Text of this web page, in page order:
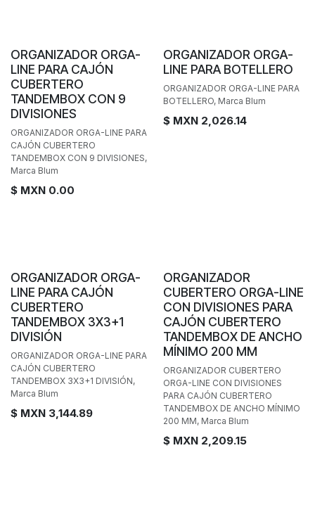
Personalizable
ORGANIZADOR ORGA-
LINE PARA CAJÓN
CUBERTERO
TANDEMBOX CON 9
DIVISIONES
ORGANIZADOR ORGA-LINE PARA
CAJÓN CUBERTERO
TANDEMBOX CON 9 DIVISIONES,
Marca Blum
$ MXN 0.00
ORGANIZADOR ORGA-
LINE PARA BOTELLERO
ORGANIZADOR ORGA-LINE PARA
BOTELLERO, Marca Blum
$ MXN 2,026.14
Personalizable
ORGANIZADOR ORGA-
LINE PARA CAJÓN
CUBERTERO
TANDEMBOX 3X3+1
DIVISIÓN
ORGANIZADOR ORGA-LINE PARA
CAJÓN CUBERTERO
TANDEMBOX 3X3+1 DIVISIÓN,
Marca Blum
$ MXN 3,144.89
ORGANIZADOR
CUBERTERO ORGA-LINE
CON DIVISIONES PARA
CAJÓN CUBERTERO
TANDEMBOX DE ANCHO
MÍNIMO 200 MM
ORGANIZADOR CUBERTERO
ORGA-LINE CON DIVISIONES
PARA CAJÓN CUBERTERO
TANDEMBOX DE ANCHO MÍNIMO
200 MM, Marca Blum
$ MXN 2,209.15